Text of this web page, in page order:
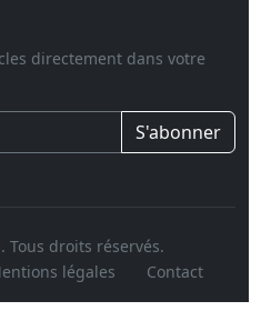
directement dans votre
S'abonner
Tous droits réservés.
légales Contact